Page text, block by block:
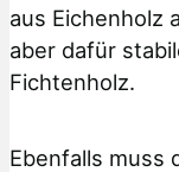
aus Eichenholz
aber dafür
Fichtenholz.
Ebenfalls muss